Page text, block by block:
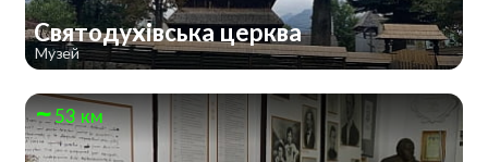
Святодухівська церква
Музей
53 км